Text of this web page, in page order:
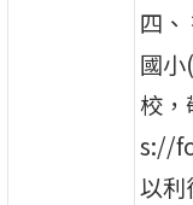
四
國
校
s://
以利